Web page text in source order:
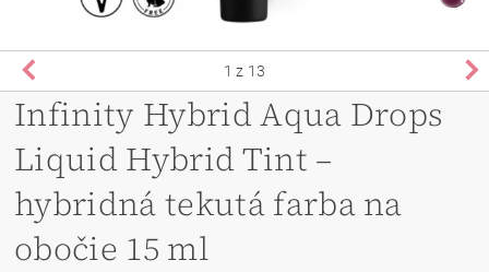
1 z 13
Infinity Hybrid Aqua Drops
Liquid Hybrid Tint –
hybridná tekutá farba na
obočie 15 ml